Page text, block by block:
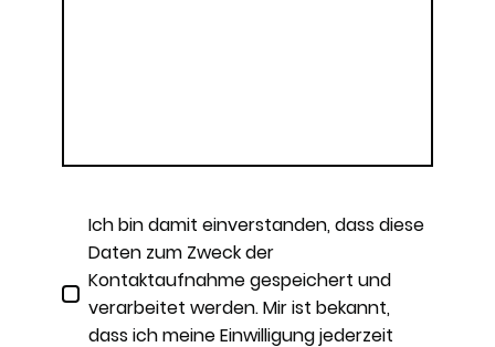
Ich bin damit einverstanden, dass diese
Daten zum Zweck der
Kontaktaufnahme gespeichert und
verarbeitet werden. Mir ist bekannt,
dass ich meine Einwilligung jederzeit